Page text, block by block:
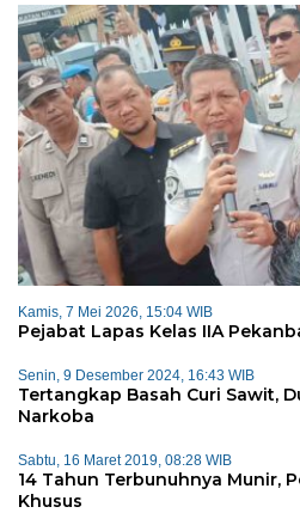
Kamis, 7 Mei 2026, 15:04 WIB
Pejabat Lapas Kelas IIA
Senin, 9 Desember 2024, 16:43 WIB
Tertangkap Basah Curi Sawit,
Narkoba
Sabtu, 16 Maret 2019, 08:28 WIB
14 Tahun Terbunuhnya Munir,
Khusus